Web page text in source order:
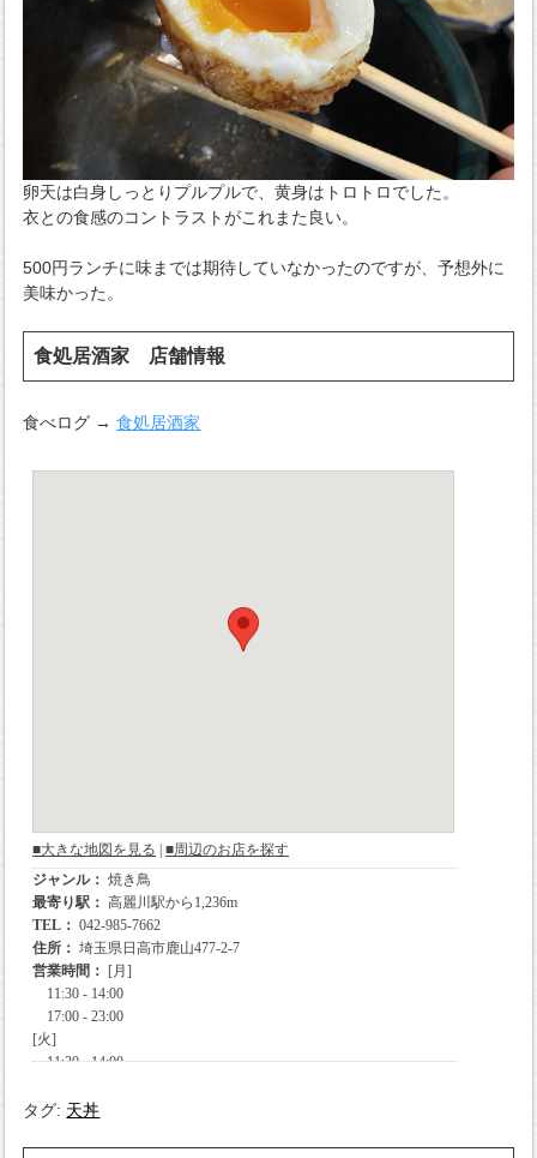
卵天は白身しっとりプルプルで、黄身はトロトロでした。
衣との食感のコントラストがこれまた良い。
500円ランチに味までは期待していなかったのですが、予想外に
美味かった。
食処居酒家 店舗情報
食べログ →食処居酒家
タグ: 天丼